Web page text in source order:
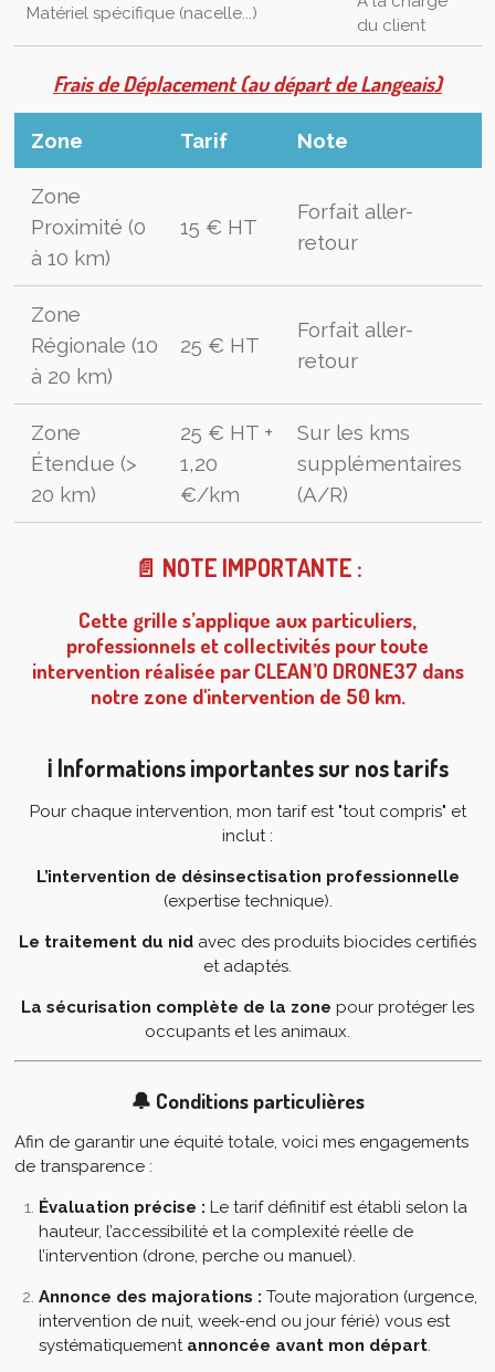
Matériel spécifique (nacelle...)
du client
Frais de Déplacement (au départ de Langeais)
Zone Tarif Note
Zone
Proximité (0
à 10 km)
15 € HT
Forfait aller-
retour
Zone
Régionale (10
à 20 km)
25 € HT
Forfait aller-
retour
Zone
Étendue (>
20 km)
25 € HT +
1,20
€/km
Sur les kms
supplémentaires
(A/R)
📄 NOTE IMPORTANTE :
Cette grille s’applique aux particuliers,
professionnels et collectivités pour toute
intervention réalisée par CLEAN’O DRONE37 dans
notre zone d'intervention de 50 km.
ℹ️ Informations importantes sur nos tarifs
Pour chaque intervention, mon tarif est "tout compris" et
inclut :
L’intervention de désinsectisation professionnelle
(expertise technique).
Le traitement du nid avec des produits biocides certifiés
et adaptés.
La sécurisation complète de la zone pour protéger les
occupants et les animaux.
🔔 Conditions particulières
Afin de garantir une équité totale, voici mes engagements
de transparence :
Évaluation précise : Le tarif définitif est établi selon la
hauteur, l’accessibilité et la complexité réelle de
l’intervention (drone, perche ou manuel).
Annonce des majorations : Toute majoration (urgence,
intervention de nuit, week-end ou jour férié) vous est
systématiquement annoncée avant mon départ